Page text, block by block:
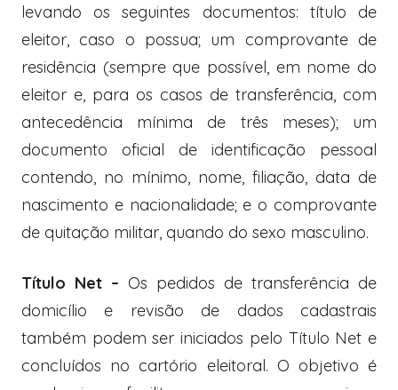
levando os seguintes documentos: título de
eleitor, caso o possua; um comprovante de
residência (sempre que possível, em nome do
eleitor e, para os casos de transferência, com
antecedência mínima de três meses); um
documento oficial de identificação pessoal
contendo, no mínimo, nome, filiação, data de
nascimento e nacionalidade; e o comprovante
de quitação militar, quando do sexo masculino.
Título Net – Os pedidos de transferência de
domicílio e revisão de dados cadastrais
também podem ser iniciados pelo Título Net e
concluídos no cartório eleitoral. O objetivo é